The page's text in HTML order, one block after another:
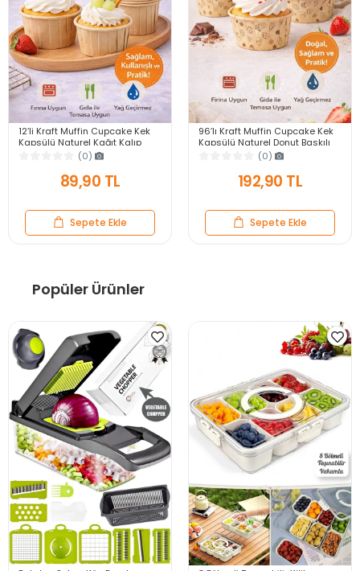
12’li Kraft Muffin Cupcake Kek
Kapsülü Naturel Kağıt Kalıp
Konsept Parti Airfryer ve Fırın
(0)
89,90 TL
Sepete Ekle
96’lı Kraft Muffin Cupcake Kek
Kapsülü Naturel Donut Baskılı
Kalıp Konsept Airfryer ve Fırın
(0)
192,90 TL
Sepete Ekle
Popüler Ürünler